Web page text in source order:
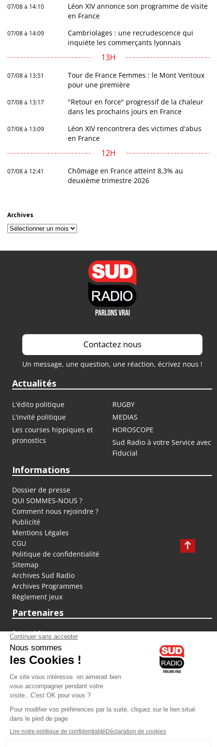
07/08 à 14:10
Léon XIV annonce son programme de visite
en France
07/08 à 14:09
Cambriolages : une recrudescence qui
inquiète les commerçants lyonnais
13H
07/08 à 13:51
Tour de France Femmes : le Mont Ventoux
pour une première
07/08 à 13:17
"Retour en force" progressif de la chaleur
dans les prochains jours en France
07/08 à 13:09
Léon XIV rencontrera des victimes d'abus
en France
12H
07/08 à 12:41
Chômage en France atteint 8,3% au
deuxième trimestre 2026
Archives
Archives
Contactez nous
Un message, une question, une réaction, écrivez nous !
Actualités
L'édito politique
RUGBY
L'invité politique
MEDIAS
Les courses hippiques et
pronostics
HOROSCOPE
Sud Radio à votre Service avec
Fiducial
Informations
Dossier de presse
QUI SOMMES-NOUS ?
Comment nous rejoindre ?
Publicité
Mentions Légales
CGU
Politique de confidentialité
Sitemap
Archives Sud Radio
Archives Programmes
Règlement jeux
Partenaires
fiducial.fr
lyoncapitale.fr
olympique-et-lyonnais.com
L'application Iphone / Android
Téléchargez l'application
Les cookies